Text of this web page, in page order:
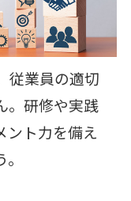
従業員の適切
。研修や実践
ント力を備え